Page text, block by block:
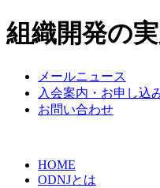
組織開発の
メールニュース
入会案内・お申し込
お問い合わせ
HOME
ODNJとは